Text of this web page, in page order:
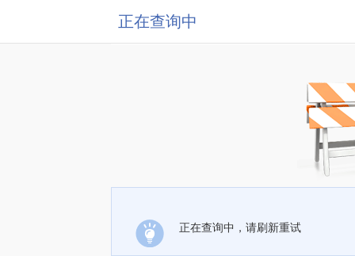
正在查询中
正在查询中，请刷新重试